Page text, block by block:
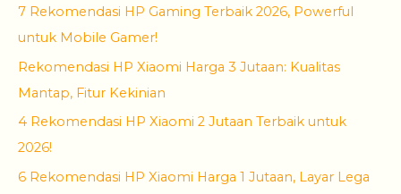
7 Rekomendasi HP Gaming Terbaik 2026, Powerful
untuk Mobile Gamer!
Rekomendasi HP Xiaomi Harga 3 Jutaan: Kualitas
Mantap, Fitur Kekinian
4 Rekomendasi HP Xiaomi 2 Jutaan Terbaik untuk
2026!
6 Rekomendasi HP Xiaomi Harga 1 Jutaan, Layar Lega